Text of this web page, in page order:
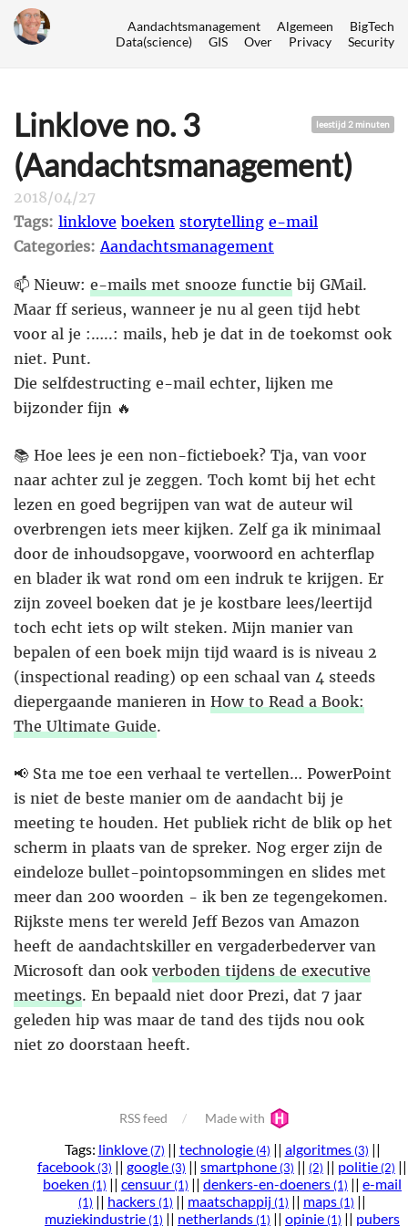
Aandachtsmanagement Algemeen
BigTech
Data(science)
GIS Over Privacy Security
leestijd 2 minuten
Linklove no. 3
(Aandachtsmanagement)
2018/04/27
Tags: linklove boeken storytelling e-mail
Categories: Aandachtsmanagement
📫 Nieuw: e-mails met snooze functie bij GMail.
Maar ff serieus, wanneer je nu al geen tijd hebt
voor al je :…..: mails, heb je dat in de toekomst ook
niet. Punt.
Die selfdestructing e-mail echter, lijken me
bijzonder fijn 🔥
📚 Hoe lees je een non-fictieboek? Tja, van voor
naar achter zul je zeggen. Toch komt bij het echt
lezen en goed begrijpen van wat de auteur wil
overbrengen iets meer kijken. Zelf ga ik minimaal
door de inhoudsopgave, voorwoord en achterflap
en blader ik wat rond om een indruk te krijgen. Er
zijn zoveel boeken dat je je kostbare lees/leertijd
toch echt iets op wilt steken. Mijn manier van
bepalen of een boek mijn tijd waard is is niveau 2
(inspectional reading) op een schaal van 4 steeds
diepergaande manieren in How to Read a Book:
The Ultimate Guide.
📢 Sta me toe een verhaal te vertellen… PowerPoint
is niet de beste manier om de aandacht bij je
meeting te houden. Het publiek richt de blik op het
scherm in plaats van de spreker. Nog erger zijn de
eindeloze bullet-pointopsommingen en slides met
meer dan 200 woorden - ik ben ze tegengekomen.
Rijkste mens ter wereld Jeff Bezos van Amazon
heeft de aandachtskiller en vergaderbederver van
Microsoft dan ook verboden tijdens de executive
meetings. En bepaald niet door Prezi, dat 7 jaar
geleden hip was maar de tand des tijds nou ook
niet zo doorstaan heeft.
RSS feed Made with
Tags: linklove(7) || technologie(4) || algoritmes(3) ||
facebook(3) || google(3) || smartphone(3) || (2) || politie(2) ||
boeken (1) || censuur(1) || denkers-en-doeners(1) || e-mail
(1) || hackers(1) || maatschappij (1) || maps(1) ||
muziekindustrie(1) || netherlands(1) || opinie(1) || pubers